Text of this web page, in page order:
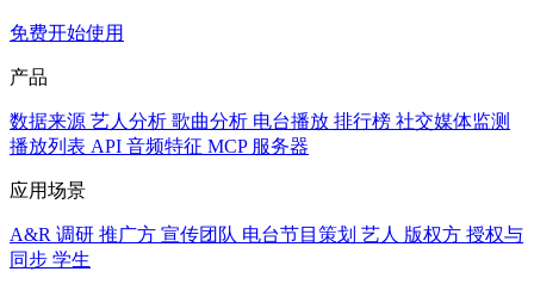
免费开始使用
产品
数据来源 艺人分析 歌曲分析 电台播放 排行榜 社交媒体监测
播放列表 API 音频特征 MCP 服务器
应用场景
A&R 调研 推广方 宣传团队 电台节目策划 艺人 版权方 授权与
同步 学生